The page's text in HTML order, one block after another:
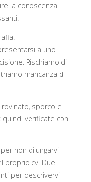
la conoscenza
a uno
Rischiamo di
mancanza di
sporco e
quindi verificate con
non dilungarvi
proprio cv. Due
per descrivervi